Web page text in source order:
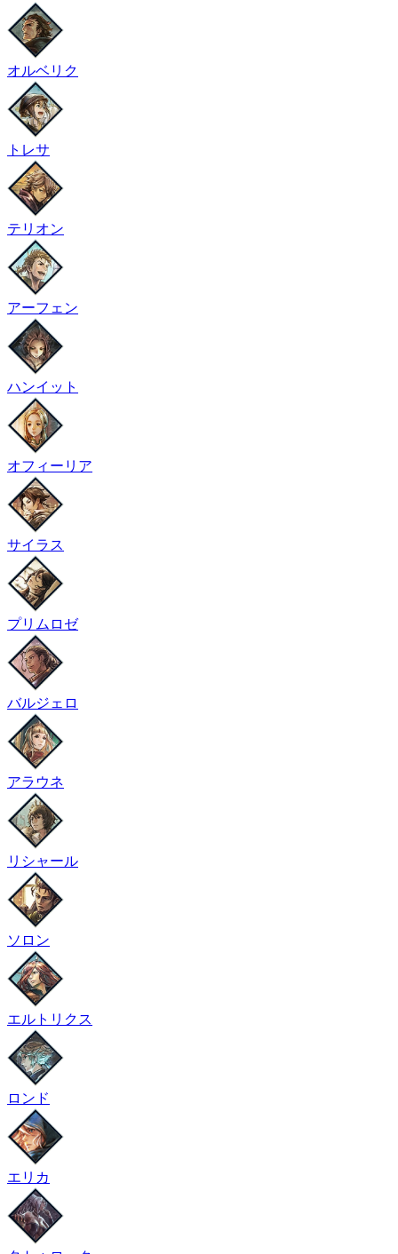
オルベリク
トレサ
テリオン
アーフェン
ハンイット
オフィーリア
サイラス
プリムロゼ
バルジェロ
アラウネ
リシャール
ソロン
エルトリクス
ロンド
エリカ